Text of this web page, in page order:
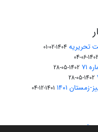
تحریریه 1404-02-01
1402-06-04
۷۱ 1402-05-28
1402-05-28
زمستان ۱۴۰۱ 1401-12-04
سیناوب